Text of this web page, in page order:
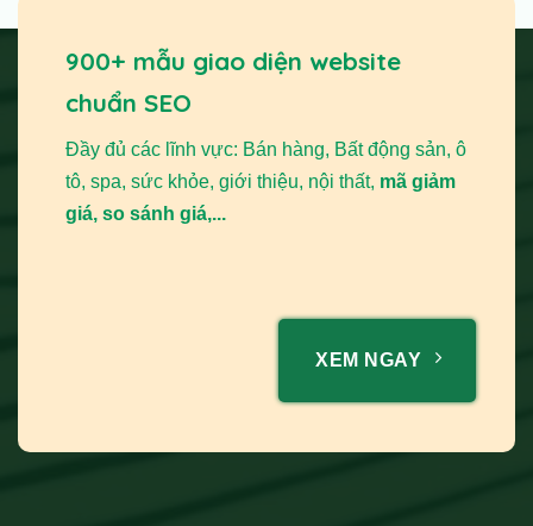
900+ mẫu giao diện website
chuẩn SEO
Đầy đủ các lĩnh vực: Bán hàng, Bất động sản, ô
tô, spa, sức khỏe, giới thiệu, nội thất, mã giảm
giá, so sánh giá,...
XEM NGAY